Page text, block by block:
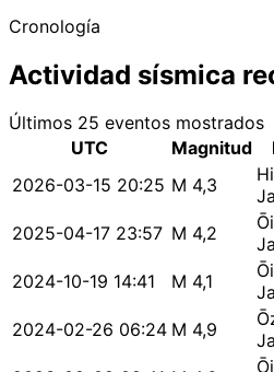
Cronología
Actividad sísmica
Últimos 25 eventos mostrados
UTC
Magnitud
2026-03-15 20:25 M 4,3
2025-04-17 23:57 M 4,2
2024-10-19 14:41 M 4,1
2024-02-26 06:24 M 4,9